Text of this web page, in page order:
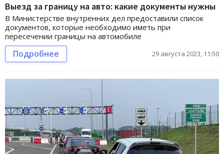
Выезд за границу на авто: какие документы нужны
В Министерстве внутренних дел предоставили список
документов, которые необходимо иметь при
пересечении границы на автомобиле
Подробнее 29 августа 2023, 11:50